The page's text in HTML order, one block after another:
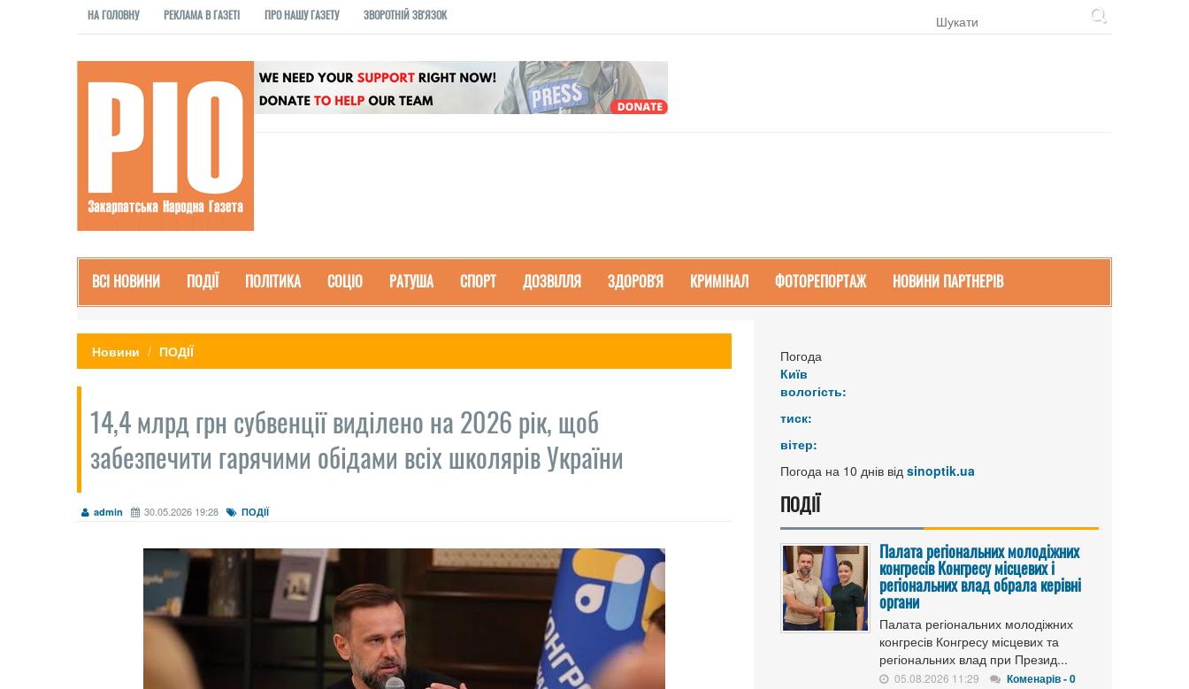
НА ГОЛОВНУ РЕКЛАМА В ГАЗЕТІ ПРО НАШУ ГАЗЕТУ ЗВОРОТНІЙ ЗВ'ЯЗОК
ВСІ НОВИНИ ПОДІЇ ПОЛІТИКА СОЦІО РАТУША СПОРТ ДОЗВІЛЛЯ ЗДОРОВ'Я КРИМІНАЛ ФОТОРЕПОРТАЖ НОВИНИ ПАРТНЕРІВ
Новини ПОДІЇ
14,4 млрд грн субвенції виділено на 2026 рік, щоб
забезпечити гарячими обідами всіх школярів України
admin 30.05.2026 19:28 ПОДІЇ
Погода
Київ
вологість:
тиск:
вітер:
Погода на 10 днів від sinoptik.ua
ПОДІЇ
Палата регіональних молодіжних
конгресів Конгресу місцевих і
регіональних влад обрала керівні
органи
Палата регіональних молодіжних
конгресів Конгресу місцевих та
регіональних влад при Презид...
05.08.2026 11:29 Коменарів - 0